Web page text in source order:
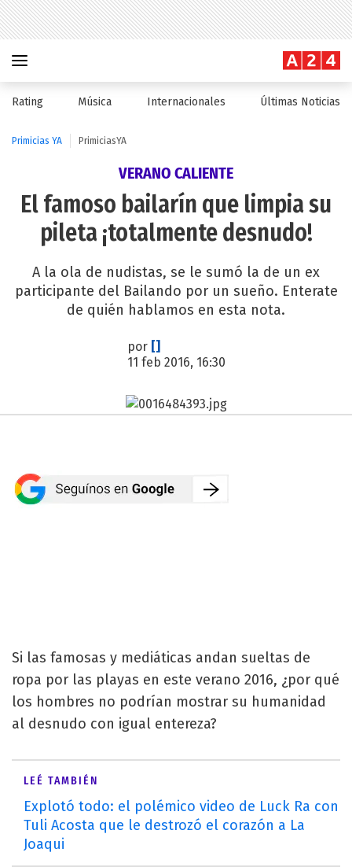
Rating Música Internacionales Últimas Noticias
Primicias YA PrimiciasYA
VERANO CALIENTE
El famoso bailarín que limpia su
pileta ¡totalmente desnudo!
A la ola de nudistas, se le sumó la de un ex
participante del Bailando por un sueño. Enterate
de quién hablamos en esta nota.
por []
11 feb 2016, 16:30
Si las famosas y mediáticas andan sueltas de
ropa por las playas en este verano 2016, ¿por qué
los hombres no podrían mostrar su humanidad
al desnudo con igual entereza?
LEÉ TAMBIÉN
Explotó todo: el polémico video de Luck Ra con
Tuli Acosta que le destrozó el corazón a La
Joaqui